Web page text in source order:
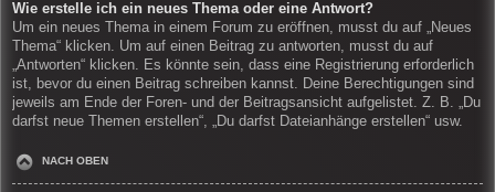
Wie erstelle ich ein neues Thema oder eine Antwort?
Um ein neues Thema in einem Forum zu eröffnen, musst du auf „Neues
Thema“ klicken. Um auf einen Beitrag zu antworten, musst du auf
„Antworten“ klicken. Es könnte sein, dass eine Registrierung erforderlich
ist, bevor du einen Beitrag schreiben kannst. Deine Berechtigungen sind
jeweils am Ende der Foren- und der Beitragsansicht aufgelistet. Z. B. „Du
darfst neue Themen erstellen“, „Du darfst Dateianhänge erstellen“ usw.
NACH OBEN